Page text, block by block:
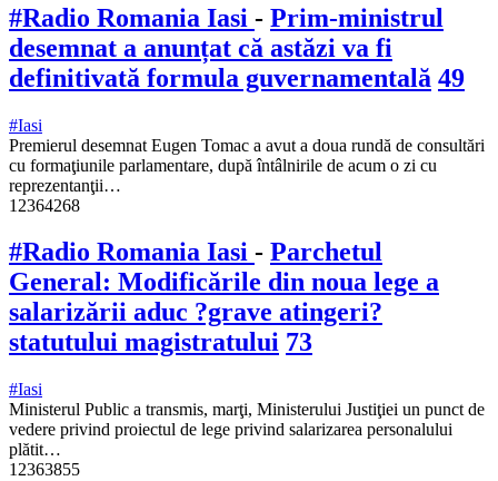
#Radio Romania Iasi - Prim-ministrul
desemnat a anunțat că astăzi va fi
definitivată formula guvernamentală 49
#Iasi
Premierul desemnat Eugen Tomac a avut a doua rundă de consultări
cu formaţiunile parlamentare, după întâlnirile de acum o zi cu
reprezentanţii…
12364268
#Radio Romania Iasi - Parchetul
General: Modificările din noua lege a
salarizării aduc ?grave atingeri?
statutului magistratului 73
#Iasi
Ministerul Public a transmis, marţi, Ministerului Justiţiei un punct de
vedere privind proiectul de lege privind salarizarea personalului
plătit…
12363855